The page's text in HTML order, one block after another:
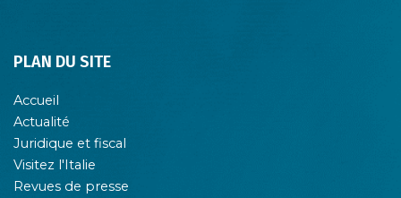
PLAN DU SITE
Accueil
Actualité
Juridique et fiscal
Visitez l'Italie
Revues de presse